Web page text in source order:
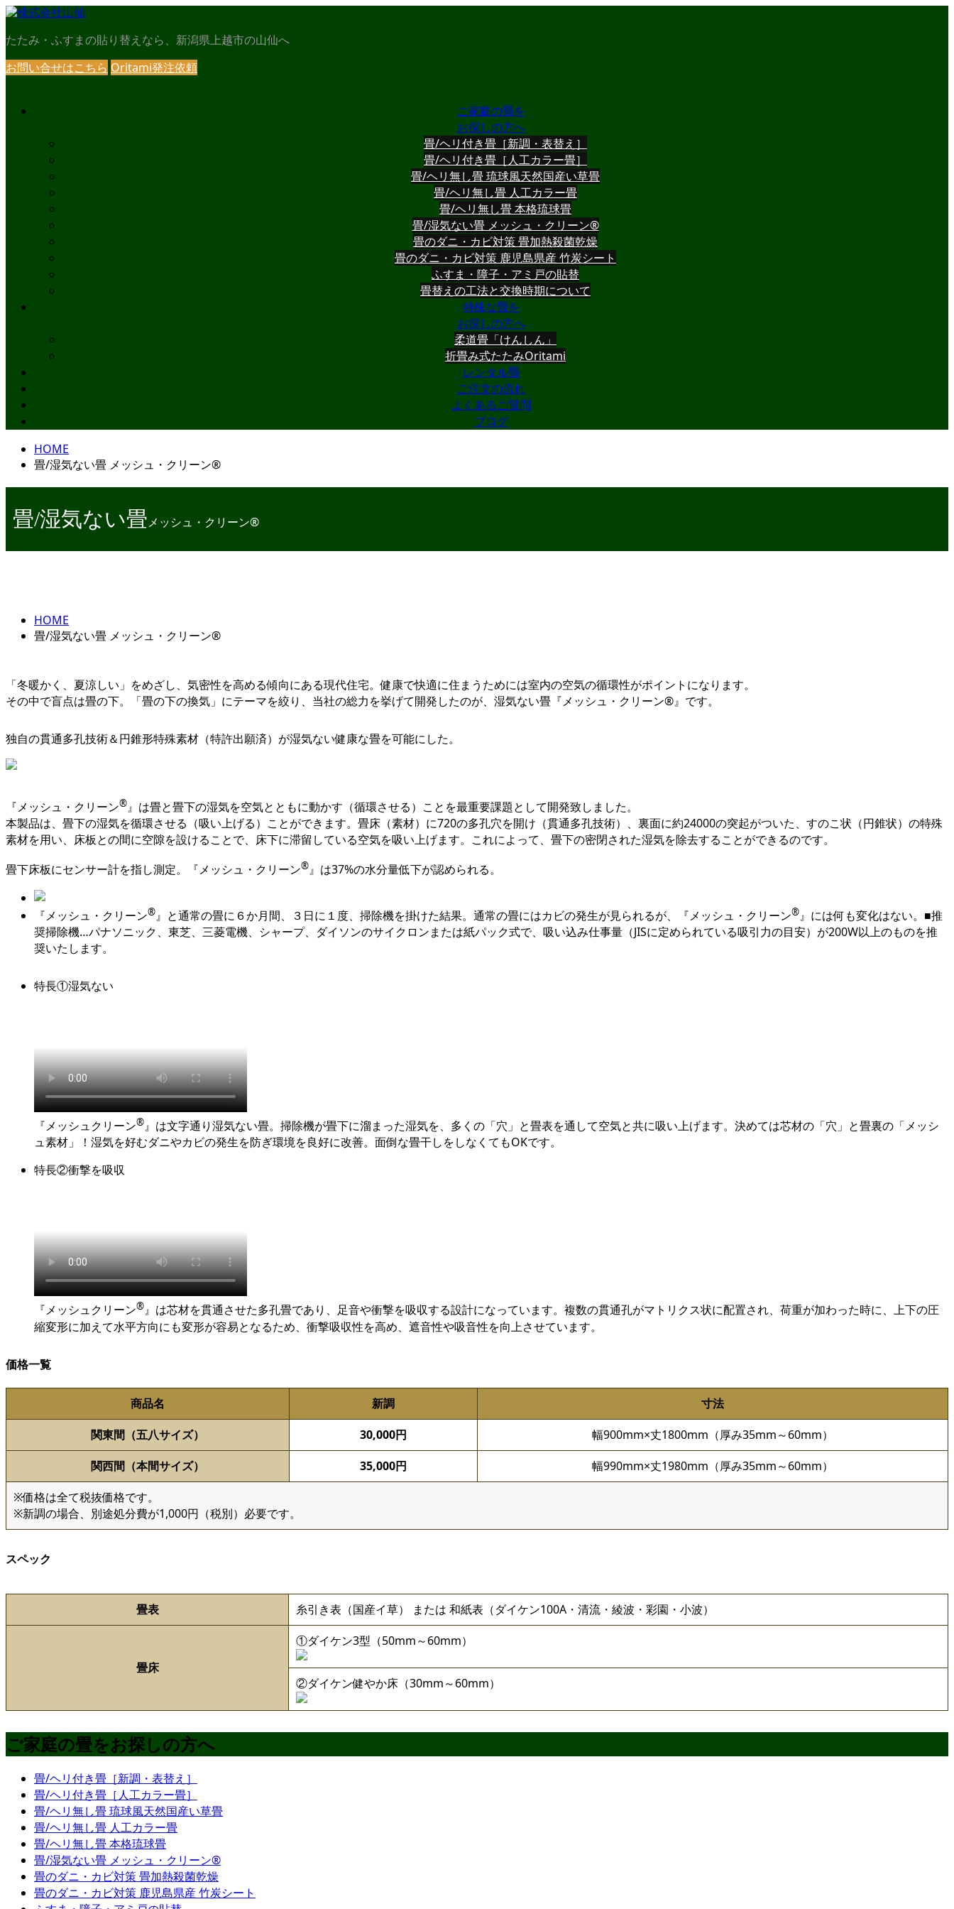
たたみ・ふすまの貼り替えなら、新潟県上越市の山仙へ
お問い合せはこちら Oritami発注依頼
ご家庭の畳を
お探しの方へ
畳/ヘリ付き畳［新調・表替え］
畳/ヘリ付き畳［人工カラー畳］
畳/ヘリ無し畳 琉球風天然国産い草畳
畳/ヘリ無し畳 人工カラー畳
畳/ヘリ無し畳 本格琉球畳
畳/湿気ない畳 メッシュ・クリーン®
畳のダニ・カビ対策 畳加熱殺菌乾燥
畳のダニ・カビ対策 鹿児島県産 竹炭シート
ふすま・障子・アミ戸の貼替
畳替えの工法と交換時期について
特殊な畳を
お探しの方へ
柔道畳「けんしん」
折畳み式たたみOritami
レンタル畳
ご注文の流れ
よくあるご質問
ブログ
HOME
畳/湿気ない畳 メッシュ・クリーン®
畳/湿気ない畳メッシュ・クリーン®
HOME
畳/湿気ない畳 メッシュ・クリーン®
「冬暖かく、夏涼しい」をめざし、気密性を高める傾向にある現代住宅。健康で快適に住まうためには室内の空気の循環性がポイントになります。
その中で盲点は畳の下。「畳の下の換気」にテーマを絞り、当社の総力を挙げて開発したのが、湿気ない畳『メッシュ・クリーン®』です。
独自の貫通多孔技術＆円錐形特殊素材（特許出願済）が湿気ない健康な畳を可能にした。
『メッシュ・クリーン®』は畳と畳下の湿気を空気とともに動かす（循環させる）ことを最重要課題として開発致しました。
本製品は、畳下の湿気を循環させる（吸い上げる）ことができます。畳床（素材）に720の多孔穴を開け（貫通多孔技術）、裏面に約24000の突起がついた、すのこ状（円錐状）の特殊
素材を用い、床板との間に空隙を設けることで、床下に滞留している空気を吸い上げます。これによって、畳下の密閉された湿気を除去することができるのです。
畳下床板にセンサー計を指し測定。『メッシュ・クリーン®』は37%の水分量低下が認められる。
『メッシュ・クリーン®』と通常の畳に６か月間、３日に１度、掃除機を掛けた結果。通常の畳にはカビの発生が見られるが、『メッシュ・クリーン®』には何も変化はない。 ■推
奨掃除機…パナソニック、東芝、三菱電機、シャープ、ダイソンのサイクロンまたは紙パック式で、吸い込み仕事量（JISに定められている吸引力の目安）が200W以上のものを推
奨いたします。
特長①湿気ない
『メッシュクリーン®』は文字通り湿気ない畳。掃除機が畳下に溜まった湿気を、多くの「穴」と畳表を通して空気と共に吸い上げます。決めては芯材の「穴」と畳裏の「メッシ
ュ素材」！湿気を好むダニやカビの発生を防ぎ環境を良好に改善。面倒な畳干しをしなくてもOKです。
特長②衝撃を吸収
『メッシュクリーン®』は芯材を貫通させた多孔畳であり、足音や衝撃を吸収する設計になっています。複数の貫通孔がマトリクス状に配置され、荷重が加わった時に、上下の圧
縮変形に加えて水平方向にも変形が容易となるため、衝撃吸収性を高め、遮音性や吸音性を向上させています。
価格一覧
商品名 新調
寸法
関東間（五八サイズ）
30,000円
幅900mm×丈1800mm（厚み35mm～60mm）
関西間（本間サイズ）
35,000円
幅990mm×丈1980mm（厚み35mm～60mm）
※価格は全て税抜価格です。
※新調の場合、別途処分費が1,000円（税別）必要です。
スペック
畳表 糸引き表（国産イ草） または 和紙表（ダイケン100A・清流・綾波・彩園・小波）
畳床
①ダイケン3型（50mm～60mm）
②ダイケン健やか床（30mm～60mm）
ご家庭の畳をお探しの方へ
畳/ヘリ付き畳［新調・表替え］
畳/ヘリ付き畳［人工カラー畳］
畳/ヘリ無し畳 琉球風天然国産い草畳
畳/ヘリ無し畳 人工カラー畳
畳/ヘリ無し畳 本格琉球畳
畳/湿気ない畳 メッシュ・クリーン®
畳のダニ・カビ対策 畳加熱殺菌乾燥
畳のダニ・カビ対策 鹿児島県産 竹炭シート